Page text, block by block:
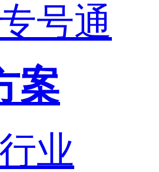
号通
案
业